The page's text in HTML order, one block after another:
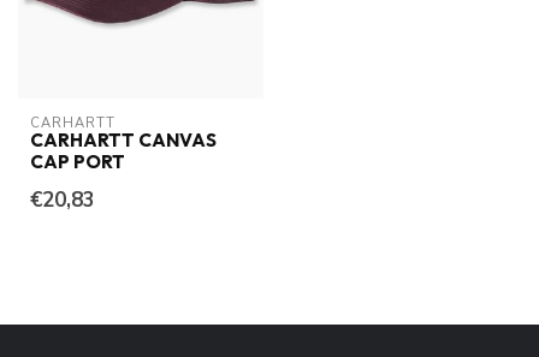
CARHARTT
CARHARTT CANVAS
CAP PORT
€20,83